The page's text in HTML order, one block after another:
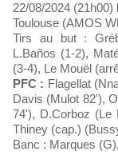
22/08/2024 (21h00)
Toulouse (AMOS
Tirs au but :
L.Baños (1-2),
(3-4), Le Mouël
PFC : Flagellat
Davis (Mulot 82'),
74'), D.Corboz (Le
Thiney (cap.)
Banc : Marques